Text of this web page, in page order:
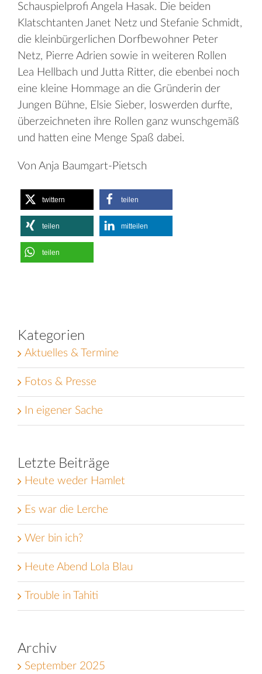
Schauspielprofi Angela Hasak. Die beiden
Klatschtanten Janet Netz und Stefanie Schmidt,
die kleinbürgerlichen Dorfbewohner Peter
Netz, Pierre Adrien sowie in weiteren Rollen
Lea Hellbach und Jutta Ritter, die ebenbei noch
eine kleine Hommage an die Gründerin der
Jungen Bühne, Elsie Sieber, loswerden durfte,
überzeichneten ihre Rollen ganz wunschgemäß
und hatten eine Menge Spaß dabei.
Von Anja Baumgart-Pietsch
twittern teilen
teilen mitteilen
teilen
Kategorien
Aktuelles & Termine
Fotos & Presse
In eigener Sache
Letzte Beiträge
Heute weder Hamlet
Es war die Lerche
Wer bin ich?
Heute Abend Lola Blau
Trouble in Tahiti
Archiv
September 2025